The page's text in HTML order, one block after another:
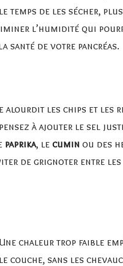
temps de les sécher,
l’humidité qui
santé de votre pancréas.
alourdit les chips et les
à ajouter le sel
paprika, le cumin ou des
de grignoter entre les
chaleur trop faible
couche, sans les